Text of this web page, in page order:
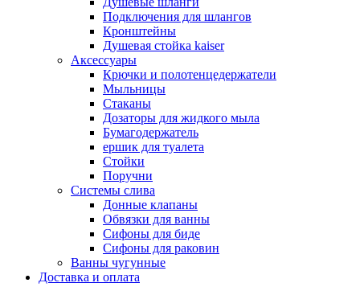
Подключения для шлангов
Кронштейны
Душевая стойка kaiser
Аксессуары
Крючки и полотенцедержатели
Мыльницы
Стаканы
Дозаторы для жидкого мыла
Бумагодержатель
ершик для туалета
Стойки
Поручни
Системы слива
Донные клапаны
Обвязки для ванны
Сифоны для биде
Сифоны для раковин
Ванны чугунные
Доставка и оплата